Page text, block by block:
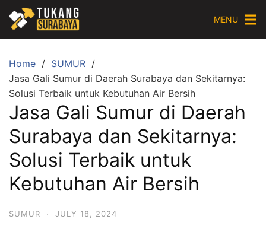
content
MENU
Home
SUMUR
Jasa Gali Sumur di Daerah Surabaya dan Sekitarnya:
Solusi Terbaik untuk Kebutuhan Air Bersih
Jasa Gali Sumur di Daerah
Surabaya dan Sekitarnya:
Solusi Terbaik untuk
Kebutuhan Air Bersih
SUMUR · JULY 18, 2024